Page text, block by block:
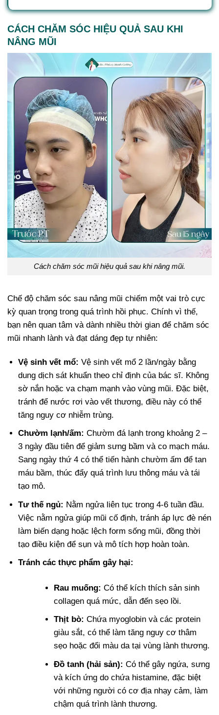
CÁCH CHĂM SÓC HIỆU QUẢ SAU KHI
NÂNG MŨI
Cách chăm sóc mũi hiệu quả sau khi nâng mũi.
Chế độ chăm sóc sau nâng mũi chiếm một vai trò cực
kỳ quan trọng trong quá trình hồi phục. Chính vì thế,
bạn nên quan tâm và dành nhiều thời gian để chăm sóc
mũi nhanh lành và đạt dáng đẹp tự nhiên:
Vệ sinh vết mổ: Vệ sinh vết mổ 2 lần/ngày bằng
dung dịch sát khuẩn theo chỉ định của bác sĩ. Không
sờ nắn hoặc va chạm mạnh vào vùng mũi. Đặc biệt,
tránh để nước rơi vào vết thương, điều này có thể
tăng nguy cơ nhiễm trùng.
Chườm lạnh/ấm: Chườm đá lạnh trong khoảng 2 –
3 ngày đầu tiên để giảm sưng bầm và co mạch máu.
Sang ngày thứ 4 có thể tiến hành chườm ấm để tan
máu bầm, thúc đẩy quá trình lưu thông máu và tái
tạo mô.
Tư thế ngủ: Nằm ngửa liên tục trong 4-6 tuần đầu.
Việc nằm ngửa giúp mũi cố định, tránh áp lực đè nén
làm biến dạng hoặc lệch form sống mũi, đồng thời
tạo điều kiện để sụn và mô tích hợp hoàn toàn.
Tránh các thực phẩm gây hại:
Rau muống: Có thể kích thích sản sinh
collagen quá mức, dẫn đến sẹo lồi.
Thịt bò: Chứa myoglobin và các protein
giàu sắt, có thể làm tăng nguy cơ thâm
sẹo hoặc đổi màu da tại vùng lành thương.
Đồ tanh (hải sản): Có thể gây ngứa, sưng
và kích ứng do chứa histamine, đặc biệt
với những người có cơ địa nhạy cảm, làm
chậm quá trình lành thương.